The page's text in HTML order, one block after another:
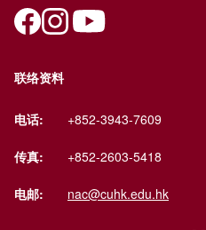
联络资料
电话: +852-3943-7609
传真: +852-2603-5418
电邮: nac@cuhk.edu.hk